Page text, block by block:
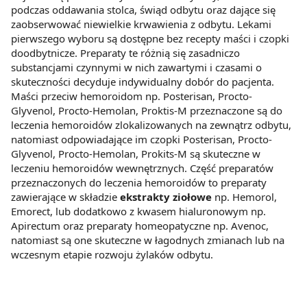
podczas oddawania stolca, świąd odbytu oraz dające się
zaobserwować niewielkie krwawienia z odbytu. Lekami
pierwszego wyboru są dostępne bez recepty maści i czopki
doodbytnicze. Preparaty te różnią się zasadniczo
substancjami czynnymi w nich zawartymi i czasami o
skuteczności decyduje indywidualny dobór do pacjenta.
Maści przeciw hemoroidom np. Posterisan, Procto-
Glyvenol, Procto-Hemolan, Proktis-M przeznaczone są do
leczenia hemoroidów zlokalizowanych na zewnątrz odbytu,
natomiast odpowiadające im czopki Posterisan, Procto-
Glyvenol, Procto-Hemolan, Prokits-M są skuteczne w
leczeniu hemoroidów wewnętrznych. Część preparatów
przeznaczonych do leczenia hemoroidów to preparaty
zawierające w składzie ekstrakty ziołowe np. Hemorol,
Emorect, lub dodatkowo z kwasem hialuronowym np.
Apirectum oraz preparaty homeopatyczne np. Avenoc,
natomiast są one skuteczne w łagodnych zmianach lub na
wczesnym etapie rozwoju żylaków odbytu.